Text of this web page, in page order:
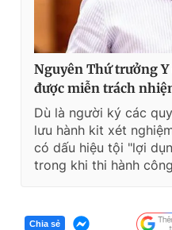
Nguyên Thứ trưởng
được miễn trách
Dù là người ký các
lưu hành kit xét
có dấu hiệu tội "lợi
trong khi thi hành
Chia sẻ